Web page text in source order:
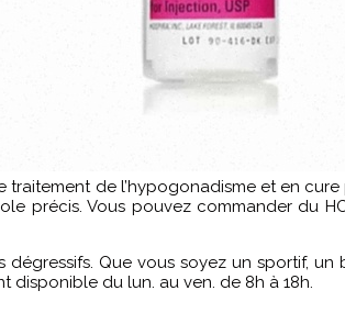
traitement de l’hypogonadisme et en
précis. Vous pouvez commander du
dégressifs. Que vous soyez un sportif,
disponible du lun. au ven. de 8h à 18h.